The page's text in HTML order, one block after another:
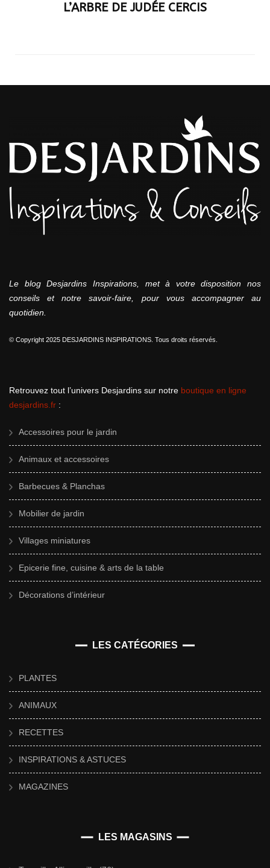
L’ARBRE DE JUDÉE CERCIS
Le blog Desjardins Inspirations, met à votre disposition nos
conseils et notre savoir-faire, pour vous accompagner au
quotidien.
© Copyright 2025 DESJARDINS INSPIRATIONS. Tous droits réservés.
Retrouvez tout l’univers Desjardins sur notre boutique en ligne
desjardins.fr :
Accessoires pour le jardin
Animaux et accessoires
Barbecues & Planchas
Mobilier de jardin
Villages miniatures
Epicerie fine, cuisine & arts de la table
Décorations d’intérieur
LES CATÉGORIES
PLANTES
ANIMAUX
RECETTES
INSPIRATIONS & ASTUCES
MAGAZINES
LES MAGASINS